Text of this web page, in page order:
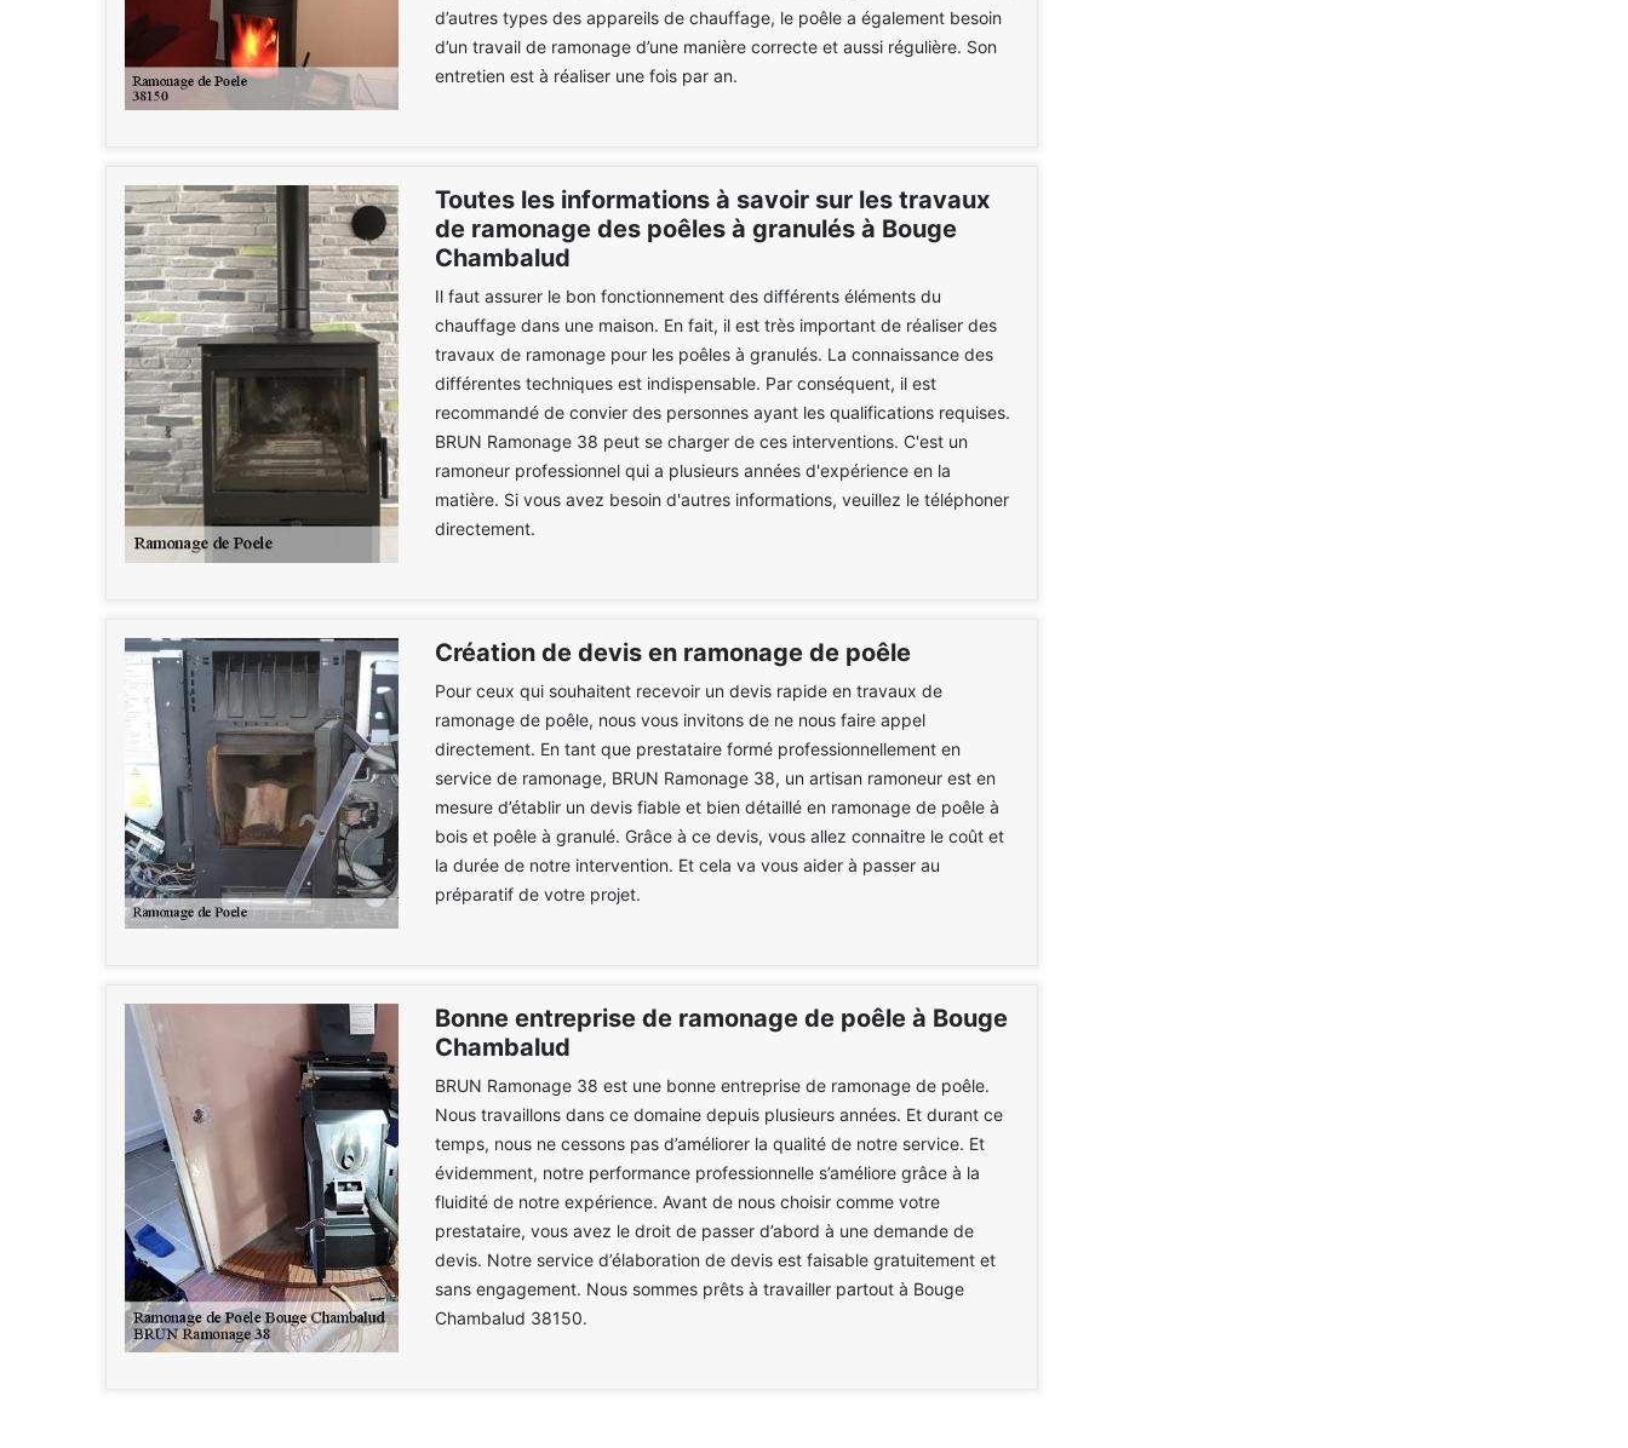
d’autres types des appareils de chauffage, le poêle a également besoin
d’un travail de ramonage d’une manière correcte et aussi régulière. Son
entretien est à réaliser une fois par an.
Toutes les informations à savoir sur les travaux
de ramonage des poêles à granulés à Bouge
Chambalud
Il faut assurer le bon fonctionnement des différents éléments du
chauffage dans une maison. En fait, il est très important de réaliser des
travaux de ramonage pour les poêles à granulés. La connaissance des
différentes techniques est indispensable. Par conséquent, il est
recommandé de convier des personnes ayant les qualifications requises.
BRUN Ramonage 38 peut se charger de ces interventions. C'est un
ramoneur professionnel qui a plusieurs années d'expérience en la
matière. Si vous avez besoin d'autres informations, veuillez le téléphoner
directement.
Création de devis en ramonage de poêle
Pour ceux qui souhaitent recevoir un devis rapide en travaux de
ramonage de poêle, nous vous invitons de ne nous faire appel
directement. En tant que prestataire formé professionnellement en
service de ramonage, BRUN Ramonage 38, un artisan ramoneur est en
mesure d’établir un devis fiable et bien détaillé en ramonage de poêle à
bois et poêle à granulé. Grâce à ce devis, vous allez connaitre le coût et
la durée de notre intervention. Et cela va vous aider à passer au
préparatif de votre projet.
Bonne entreprise de ramonage de poêle à Bouge
Chambalud
BRUN Ramonage 38 est une bonne entreprise de ramonage de poêle.
Nous travaillons dans ce domaine depuis plusieurs années. Et durant ce
temps, nous ne cessons pas d’améliorer la qualité de notre service. Et
évidemment, notre performance professionnelle s’améliore grâce à la
fluidité de notre expérience. Avant de nous choisir comme votre
prestataire, vous avez le droit de passer d’abord à une demande de
devis. Notre service d’élaboration de devis est faisable gratuitement et
sans engagement. Nous sommes prêts à travailler partout à Bouge
Chambalud 38150.